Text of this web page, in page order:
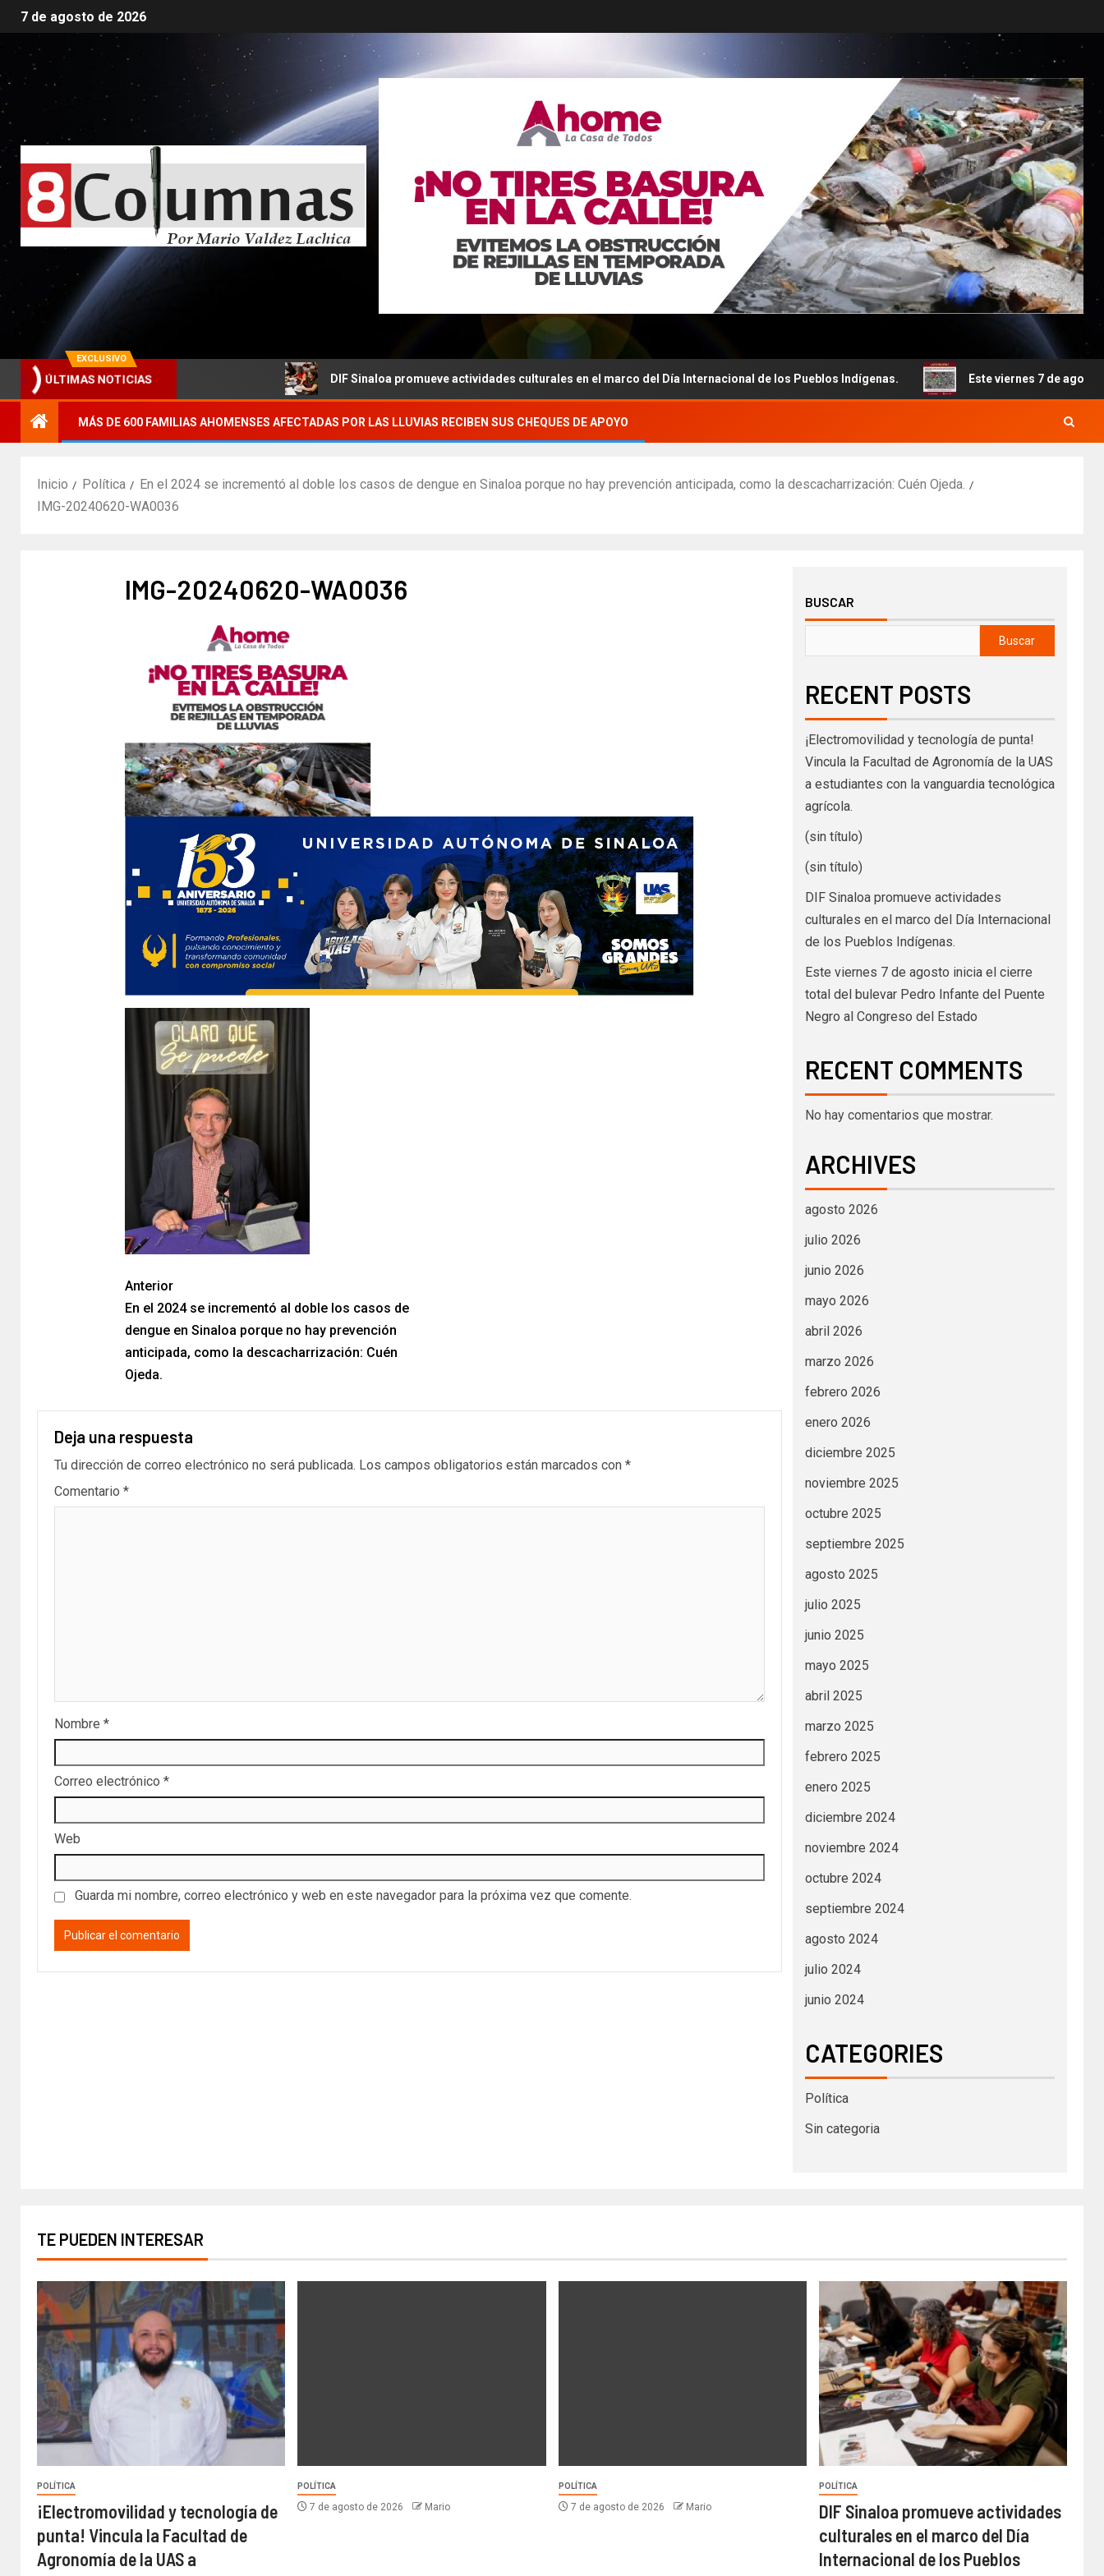
7 de agosto de 2026
EXCLUSIVO
ÚLTIMAS NOTICIAS
agrícola. DIF Sinaloa promueve actividades culturales en el marco del Día Internacional de los Pueblos Indígenas. Este viernes 7 de agosto inicia
MÁS DE 600 FAMILIAS AHOMENSES AFECTADAS POR LAS LLUVIAS RECIBEN SUS CHEQUES DE APOYO
Inicio Política
En el 2024 se incrementó al doble los casos de dengue en Sinaloa porque no hay prevención anticipada, como la descacharrización: Cuén Ojeda.
IMG-20240620-WA0036
IMG-20240620-WA0036
Anterior
En el 2024 se incrementó al doble los casos de
dengue en Sinaloa porque no hay prevención
anticipada, como la descacharrización: Cuén
Ojeda.
Deja una respuesta
Tu dirección de correo electrónico no será publicada. Los campos obligatorios están marcados con *
Comentario *
Nombre *
Correo electrónico *
Web
Guarda mi nombre, correo electrónico y web en este navegador para la próxima vez que comente.
BUSCAR
Buscar
RECENT POSTS
¡Electromovilidad y tecnología de punta!
Vincula la Facultad de Agronomía de la UAS
a estudiantes con la vanguardia tecnológica
agrícola.
(sin título)
(sin título)
DIF Sinaloa promueve actividades
culturales en el marco del Día Internacional
de los Pueblos Indígenas.
Este viernes 7 de agosto inicia el cierre
total del bulevar Pedro Infante del Puente
Negro al Congreso del Estado
RECENT COMMENTS
No hay comentarios que mostrar.
ARCHIVES
agosto 2026
julio 2026
junio 2026
mayo 2026
abril 2026
marzo 2026
febrero 2026
enero 2026
diciembre 2025
noviembre 2025
octubre 2025
septiembre 2025
agosto 2025
julio 2025
junio 2025
mayo 2025
abril 2025
marzo 2025
febrero 2025
enero 2025
diciembre 2024
noviembre 2024
octubre 2024
septiembre 2024
agosto 2024
julio 2024
junio 2024
CATEGORIES
Política
Sin categoria
TE PUEDEN INTERESAR
POLÍTICA
¡Electromovilidad y tecnología de
punta! Vincula la Facultad de
Agronomía de la UAS a
POLÍTICA
7 de agosto de 2026 Mario
POLÍTICA
7 de agosto de 2026 Mario
POLÍTICA
DIF Sinaloa promueve actividades
culturales en el marco del Día
Internacional de los Pueblos